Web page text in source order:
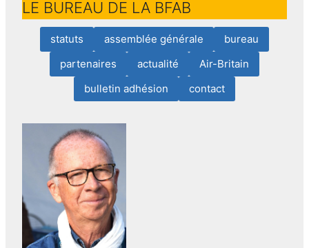
LE BUREAU DE LA BFAB
statuts assemblée générale
bureau
partenaires
actualité
Air-Britain
bulletin adhésion
contact